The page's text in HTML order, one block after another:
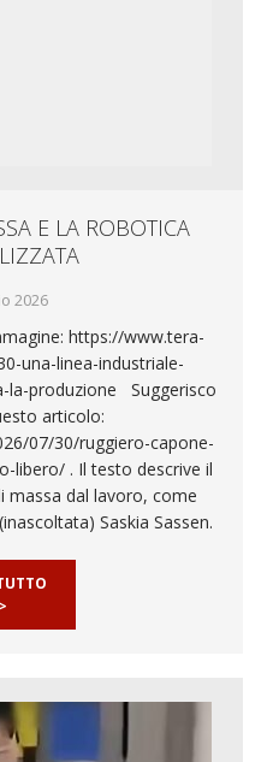
E LA ROBOTICA
2026
https://www.tera-
una-linea-industriale-
la-produzione Suggerisco
articolo:
07/30/ruggiero-capone-
libero/ . Il testo descrive il
massa dal lavoro, come
Saskia Sassen.